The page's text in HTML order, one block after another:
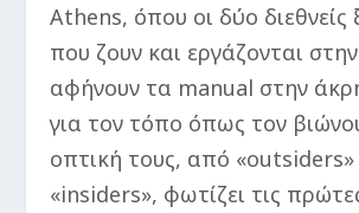
Athens, όπου οι δύο διεθνείς
που ζουν και εργάζονται
αφήνουν τα manual στην
για τον τόπο όπως τον
οπτική τους, από «outsiders»
«insiders», φωτίζει τις